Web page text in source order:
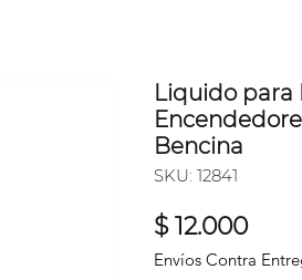
Liquido para
Bencina
SKU: 12841
$ 12.000
Envíos Contra